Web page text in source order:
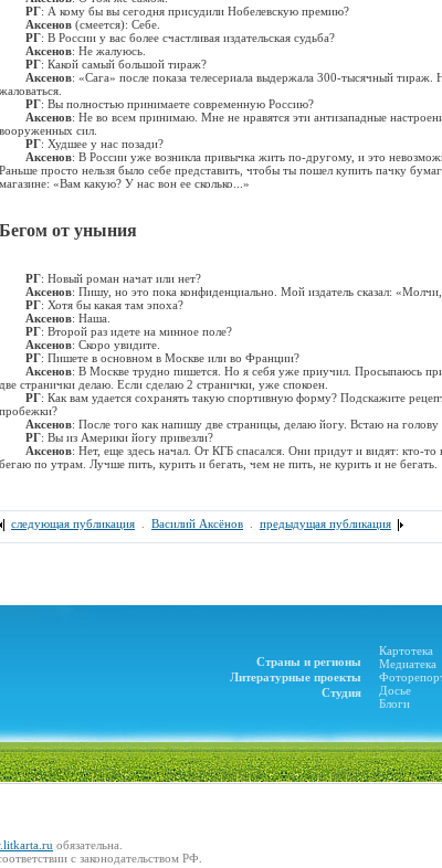
РГ: А кому бы вы сегодня присудили Нобелевскую премию?
Аксенов (cмеется): Себе.
РГ: В России у вас более счастливая издательская судьба?
Аксенов: Не жалуюсь.
РГ: Какой самый большой тираж?
Аксенов: «Сага» после показа телесериала выдержала 300-тысячный
жаловаться.
РГ: Вы полностью принимаете современную Россию?
Аксенов: Не во всем принимаю. Мне не нравятся эти антизападные
вооруженных сил.
РГ: Худшее у нас позади?
Аксенов: В России уже возникла привычка жить по-другому, и это
Раньше просто нельзя было себе представить, чтобы ты пошел купить пачку
магазине: «Вам какую? У нас вон ее сколько...»
Бегом от уныния
РГ: Новый роман начат или нет?
Аксенов: Пишу, но это пока конфиденциально. Мой издатель сказал:
РГ: Хотя бы какая там эпоха?
Аксенов: Наша.
РГ: Второй раз идете на минное поле?
Аксенов: Скоро увидите.
РГ: Пишете в основном в Москве или во Франции?
Аксенов: В Москве трудно пишется. Но я себя уже приучил. Просыпаюсь
две странички делаю. Если сделаю 2 странички, уже спокоен.
РГ: Как вам удается сохранять такую спортивную форму? Подскажите
пробежки?
Аксенов: После того как напишу две страницы, делаю йогу. Встаю на
РГ: Вы из Америки йогу привезли?
Аксенов: Нет, еще здесь начал. От КГБ спасался. Они придут и видят: кто-
бегаю по утрам. Лучше пить, курить и бегать, чем не пить, не курить и не бегать.
следующая публикация Василий Аксёнов предыдущая публикация
Страны и регионы
Литературные проекты
Студия
Картотека
Медиатека
Досье
Блоги
обязательна.
с законодательством РФ.